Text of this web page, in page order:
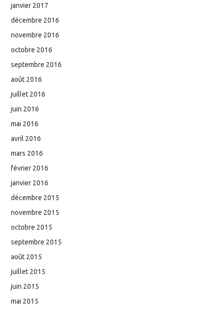
janvier 2017
décembre 2016
novembre 2016
octobre 2016
septembre 2016
août 2016
juillet 2016
juin 2016
mai 2016
avril 2016
mars 2016
février 2016
janvier 2016
décembre 2015
novembre 2015
octobre 2015
septembre 2015
août 2015
juillet 2015
juin 2015
mai 2015